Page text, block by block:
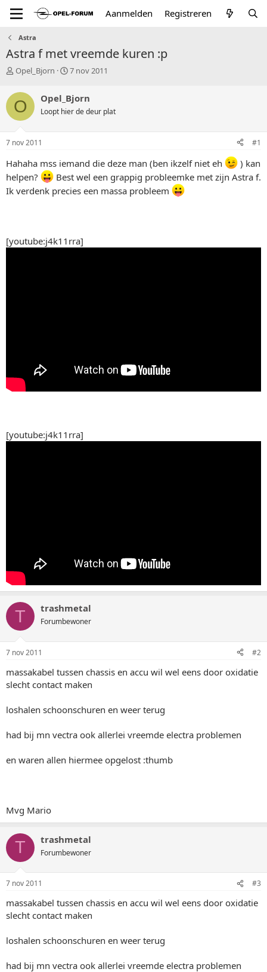
Aanmelden Registreren
Astra
Astra f met vreemde kuren :p
T
p
i
c
s
a
t
e
r
Opel_Bjorn
S
r
t
a
m
7 nov 2011
O Opel_Bjorn
Loopt hier de deur plat
7 nov 2011 #1
Hahaha mss iemand die deze man (ben ikzelf niet eh
) kan
helpen?
Best wel een grappig probleemke met zijn Astra f.
Ik verdenk precies een massa probleem
[youtube:j4k11rra]
[youtube:j4k11rra]
T trashmetal
Forumbewoner
7 nov 2011 #2
massakabel tussen chassis en accu wil wel eens door oxidatie
slecht contact maken
loshalen schoonschuren en weer terug
had bij mn vectra ook allerlei vreemde electra problemen
en waren allen hiermee opgelost :thumb
Mvg Mario
T trashmetal
Forumbewoner
7 nov 2011 #3
massakabel tussen chassis en accu wil wel eens door oxidatie
slecht contact maken
loshalen schoonschuren en weer terug
had bij mn vectra ook allerlei vreemde electra problemen